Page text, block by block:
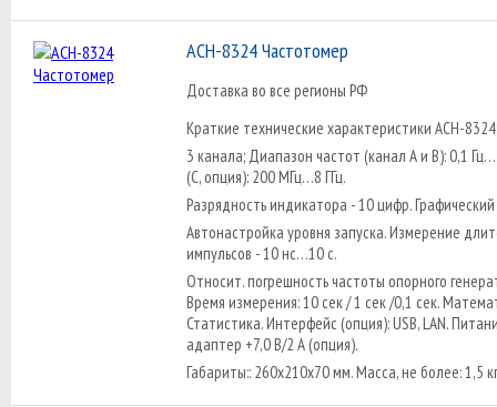
АСН-8324 Частотомер
Доставка во все регионы РФ
Краткие технические характеристики АСН-8324:
3 канала; Диапазон частот (канал А и B): 0,1
(C, опция): 200 МГц…8 ГГц.
Разрядность индикатора - 10 цифр.
Автонастройка уровня запуска. Измерение
импульсов - 10 нс…10 с.
Относит. погрешность частоты опорного
Время измерения: 10 сек / 1 сек /0,1 сек.
Статистика. Интерфейс (опция): USB, LAN.
адаптер +7,0 В/2 А (опция).
Габариты:: 260х210х70 мм. Масса, не более: 1,5